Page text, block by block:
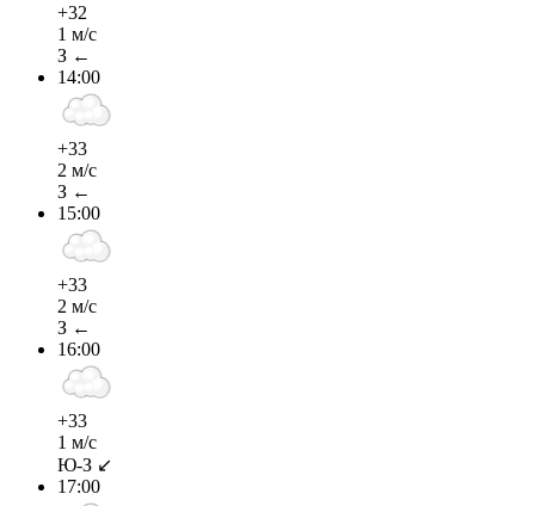
+32
1 м/с
З ←
14:00
+33
2 м/с
З ←
15:00
+33
2 м/с
З ←
16:00
+33
1 м/с
Ю-З ↙
17:00